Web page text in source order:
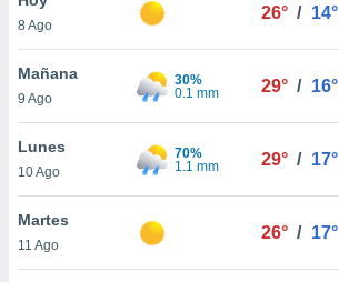
y
en
más
de
8 Ago
26° / 14°
Mañana
9 Ago
30%
0.1 mm
29° / 16°
Lunes
10 Ago
70%
1.1 mm
29° / 17°
Martes
11 Ago
26° / 17°